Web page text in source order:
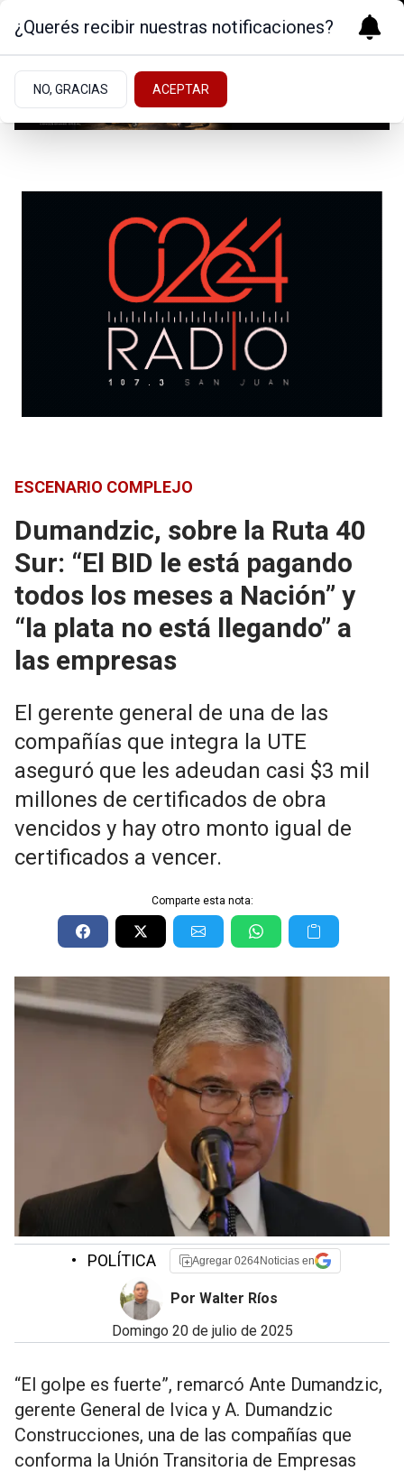
ESCENARIO COMPLEJO
Dumandzic, sobre la Ruta 40
Sur: “El BID le está pagando
todos los meses a Nación” y
“la plata no está llegando” a
las empresas
El gerente general de una de las
compañías que integra la UTE
aseguró que les adeudan casi $3 mil
millones de certificados de obra
vencidos y hay otro monto igual de
certificados a vencer.
Comparte esta nota:
• POLÍTICA Agregar 0264Noticias en
Por Walter Ríos
domingo 20 de julio de 2025
“El golpe es fuerte”, remarcó Ante Dumandzic,
gerente General de Ivica y A. Dumandzic
Construcciones, una de las compañías que
conforma la Unión Transitoria de Empresas
¿Querés recibir nuestras notificaciones?
NO, GRACIAS ACEPTAR